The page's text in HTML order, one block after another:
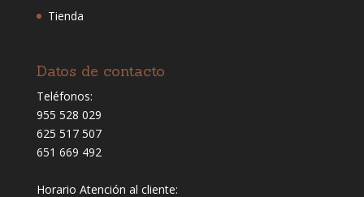
Tienda
Datos de contacto
Teléfonos:
955 528 029
625 517 507
651 669 492
Horario Atención al cliente: